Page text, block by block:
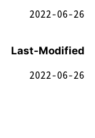
2022-06-26
Last-Modified
2022-06-26